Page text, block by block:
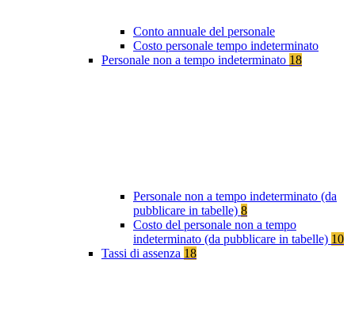
Conto annuale del personale
Costo personale tempo indeterminato
Personale non a tempo indeterminato 18
Personale non a tempo indeterminato (da
pubblicare in tabelle) 8
Costo del personale non a tempo
indeterminato (da pubblicare in tabelle) 10
Tassi di assenza 18